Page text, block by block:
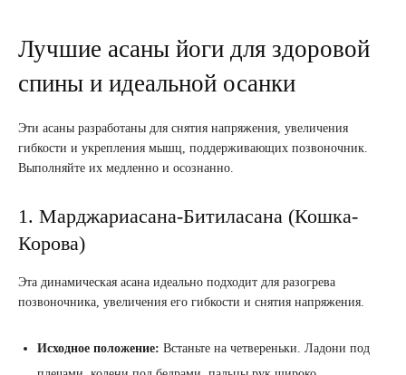
Лучшие асаны йоги для здоровой
спины и идеальной осанки
Эти асаны разработаны для снятия напряжения, увеличения
гибкости и укрепления мышц, поддерживающих позвоночник.
Выполняйте их медленно и осознанно.
1. Марджариасана-Битиласана (Кошка-
Корова)
Эта динамическая асана идеально подходит для разогрева
позвоночника, увеличения его гибкости и снятия напряжения.
Исходное положение: Встаньте на четвереньки. Ладони под